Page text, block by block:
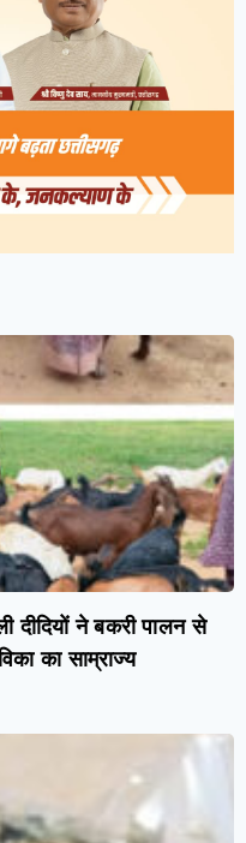
दीदियों ने बकरी पालन से
का साम्राज्य